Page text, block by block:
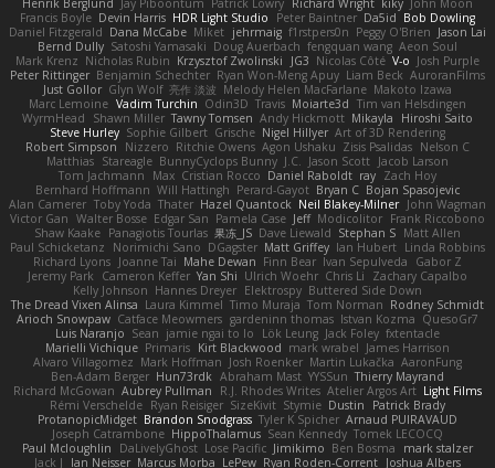
Francis Boyle Devin Harris HDR Light Studio Peter Baintner Da5id Bob Dowling
Daniel Fitzgerald Dana McCabe Miket jehrmaig f1rstpers0n Peggy O'Brien Jason Lai
Bernd Dully Satoshi Yamasaki Doug Auerbach fengquan wang Aeon Soul
Mark Krenz Nicholas Rubin Krzysztof Zwolinski JG3 Nicolas Côté V-o Josh Purple
Peter Rittinger Benjamin Schechter Ryan Won-Meng Apuy Liam Beck AuroranFilms
Just Gollor Glyn Wolf 亮作 淡波 Melody Helen MacFarlane Makoto Izawa
Marc Lemoine Vadim Turchin Odin3D Travis Moiarte3d Tim van Helsdingen
WyrmHead
Shawn Miller Tawny Tomsen Andy Hickmott Mikayla
Hiroshi Saito
Steve Hurley Sophie Gilbert Grische Nigel Hillyer Art of 3D Rendering
Robert Simpson
Nizzero Ritchie Owens Agon Ushaku Zisis Psalidas Nelson C
Matthias Stareagle BunnyCyclops Bunny J.C. Jason Scott Jacob Larson
Tom Jachmann
Max Cristian Rocco Daniel Raboldt ray Zach Hoy
Bernhard Hoffmann Will Hattingh Perard-Gayot Bryan C Bojan Spasojevic
Alan Camerer Toby Yoda Thater Hazel Quantock Neil Blakey-Milner John Wagman
Victor Gan Walter Bosse Edgar San Pamela Case Jeff Modicolitor Frank Riccobono
Shaw Kaake Panagiotis Tourlas 果冻_JS Dave Liewald Stephan S Matt Allen
Paul Schicketanz
Norimichi Sano DGagster Matt Griffey Ian Hubert Linda Robbins
Richard Lyons Joanne Tai Mahe Dewan Finn Bear Ivan Sepulveda
Gabor Z
Jeremy Park
Cameron Keffer Yan Shi Ulrich Woehr Chris Li
Zachary Capalbo
Kelly Johnson Hannes Dreyer Elektrospy Buttered Side Down
The Dread Vixen Alinsa Laura Kimmel Timo Muraja Tom Norman Rodney Schmidt
Arioch Snowpaw Catface Meowmers gardeninn thomas Istvan Kozma QuesoGr7
Luis Naranjo Sean jamie ngai to lo Lök Leung Jack Foley fxtentacle
Marielli Vichique Primaris Kirt Blackwood mark wrabel James Harrison
Alvaro Villagomez Mark Hoffman Josh Roenker Martin Lukačka AaronFung
Ben-Adam Berger Hun73rdk Abraham Mast YYSSun Thierry Mayrand
Richard McGowan Aubrey Pullman R.J. Rhodes Writes Atelier Argos Art Light Films
Rémi Verschelde Ryan Reisiger SizeKivit Stymie Dustin
Patrick Brady
ProtanopicMidget Brandon Snodgrass Tyler K Spicher Arnaud PUIRAVAUD
Joseph Catrambone HippoThalamus Sean Kennedy Tomek LECOCQ
Paul Mcloughlin
DaLivelyGhost Lose Pacific Jimikimo Ben Bosma
mark stalzer
Jack J
Ian Neisser Marcus Morba LePew Ryan Roden-Corrent Joshua Albers